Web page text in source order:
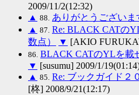
2009/11/2(12:32)
▲ 88. ありがとうございま
▲ 87. Re: BLACK CATの
数点）
▼ [AKIO
86. BLACK CATのYLを載
▼ [susumu] 2009/1/
▲ 85. Re: ブックガイド
[柊] 2008/9/21(12:17)